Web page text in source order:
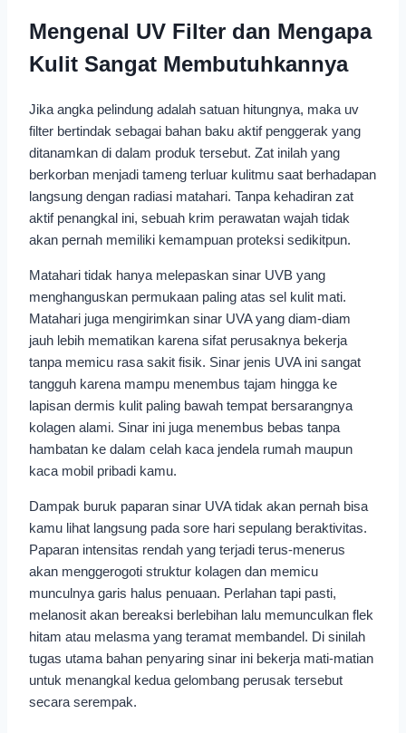
Mengenal UV Filter dan Mengapa
Kulit Sangat Membutuhkannya
Jika angka pelindung adalah satuan hitungnya, maka uv
filter bertindak sebagai bahan baku aktif penggerak yang
ditanamkan di dalam produk tersebut. Zat inilah yang
berkorban menjadi tameng terluar kulitmu saat berhadapan
langsung dengan radiasi matahari. Tanpa kehadiran zat
aktif penangkal ini, sebuah krim perawatan wajah tidak
akan pernah memiliki kemampuan proteksi sedikitpun.
Matahari tidak hanya melepaskan sinar UVB yang
menghanguskan permukaan paling atas sel kulit mati.
Matahari juga mengirimkan sinar UVA yang diam-diam
jauh lebih mematikan karena sifat perusaknya bekerja
tanpa memicu rasa sakit fisik. Sinar jenis UVA ini sangat
tangguh karena mampu menembus tajam hingga ke
lapisan dermis kulit paling bawah tempat bersarangnya
kolagen alami. Sinar ini juga menembus bebas tanpa
hambatan ke dalam celah kaca jendela rumah maupun
kaca mobil pribadi kamu.
Dampak buruk paparan sinar UVA tidak akan pernah bisa
kamu lihat langsung pada sore hari sepulang beraktivitas.
Paparan intensitas rendah yang terjadi terus-menerus
akan menggerogoti struktur kolagen dan memicu
munculnya garis halus penuaan. Perlahan tapi pasti,
melanosit akan bereaksi berlebihan lalu memunculkan flek
hitam atau melasma yang teramat membandel. Di sinilah
tugas utama bahan penyaring sinar ini bekerja mati-matian
untuk menangkal kedua gelombang perusak tersebut
secara serempak.